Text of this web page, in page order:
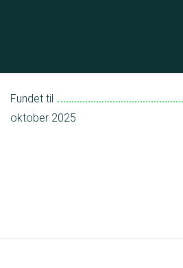
Fundet til
oktober 2025